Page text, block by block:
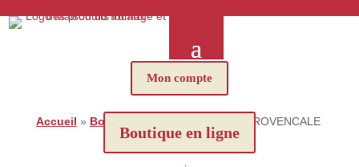
Mon compte
Boutique en ligne
Accueil » Boutique AUBERGINE A LA PROVENCALE